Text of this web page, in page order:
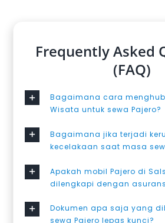
Frequently Asked
(FAQ)
Bagaimana cara
Wisata untuk sewa Pajero?
Bagaimana jika terjadi
kecelakaan saat masa
Apakah mobil Pajero di
dilengkapi dengan
Dokumen apa saja yang
sewa Pajero lepas kunci?